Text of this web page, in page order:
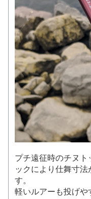
プチ遠征時のチヌ
ックにより仕舞寸
す。
軽いルアーも投げ